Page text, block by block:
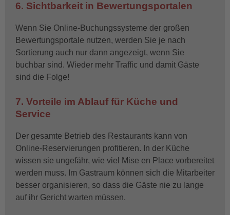
6. Sichtbarkeit in Bewertungsportalen
Wenn Sie Online-Buchungssysteme der großen
Bewertungsportale nutzen, werden Sie je nach
Sortierung auch nur dann angezeigt, wenn Sie
buchbar sind. Wieder mehr Traffic und damit Gäste
sind die Folge!
7. Vorteile im Ablauf für Küche und
Service
Der gesamte Betrieb des Restaurants kann von
Online-Reservierungen profitieren. In der Küche
wissen sie ungefähr, wie viel Mise en Place vorbereitet
werden muss. Im Gastraum können sich die Mitarbeiter
besser organisieren, so dass die Gäste nie zu lange
auf ihr Gericht warten müssen.